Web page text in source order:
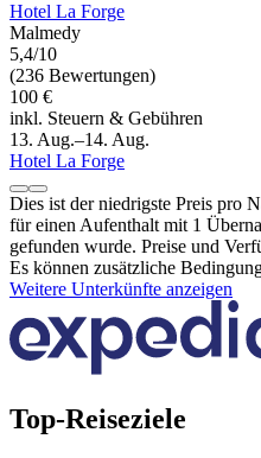
Hotel La Forge
Malmedy
5,4/10
(236 Bewertungen)
100 €
inkl. Steuern & Gebühren
13. Aug.–14. Aug.
Hotel La Forge
Dies ist der niedrigste Preis pro
für einen Aufenthalt mit 1
gefunden wurde. Preise und
Es können zusätzliche
Weitere Unterkünfte anzeigen
Top-Reiseziele